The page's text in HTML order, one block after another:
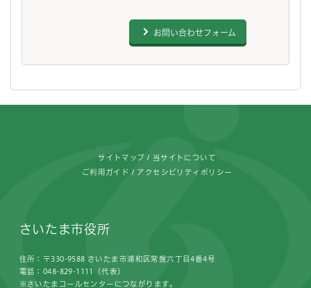
お問い合わせフォーム
サイトマップ 当サイトについて
ご利用ガイド アクセシビリティポリシー
さいたま市役所
住所：〒330-9588 さいたま市浦和区常盤六丁目4番4号
電話：048-829-1111（代表）
※さいたまコールセンターにつながります。